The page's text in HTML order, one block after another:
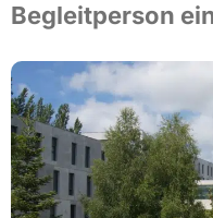
Begleitperson